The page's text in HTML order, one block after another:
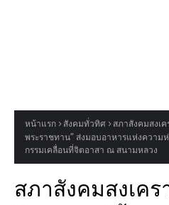
หน้าแรก สังคมทั่วทิศ
สภาสังคมสงเ
พระราชทาน” ส่งมอบอาหารแห่งควา
กรรมเคลื่อนที่จิตอาสา ณ สนามหลวง
สภาสังคมสงเคร